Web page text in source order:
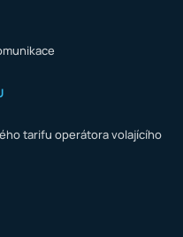
tarifu operátora volajícího